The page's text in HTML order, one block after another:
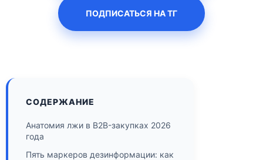
ПОДПИСАТЬСЯ НА ТГ
СОДЕРЖАНИЕ
Анатомия лжи в B2B-закупках 2026
года
Пять маркеров дезинформации: как